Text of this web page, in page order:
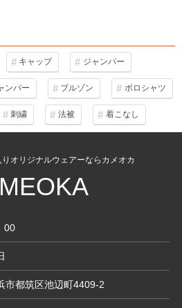
キャップ ジャンパー
ンパー ブルゾン ポロシャツ
刺繍 法被 着こなし
オリジナルウェアーならカメオカ
00
市都筑区池辺町4409-2